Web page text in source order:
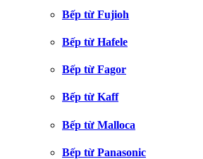
Bếp từ Fujioh
Bếp từ Hafele
Bếp từ Fagor
Bếp từ Kaff
Bếp từ Malloca
Bếp từ Panasonic